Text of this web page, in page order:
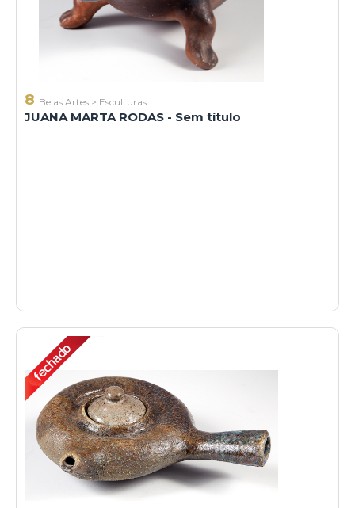
8 Belas Artes > Esculturas
JUANA MARTA RODAS - Sem título